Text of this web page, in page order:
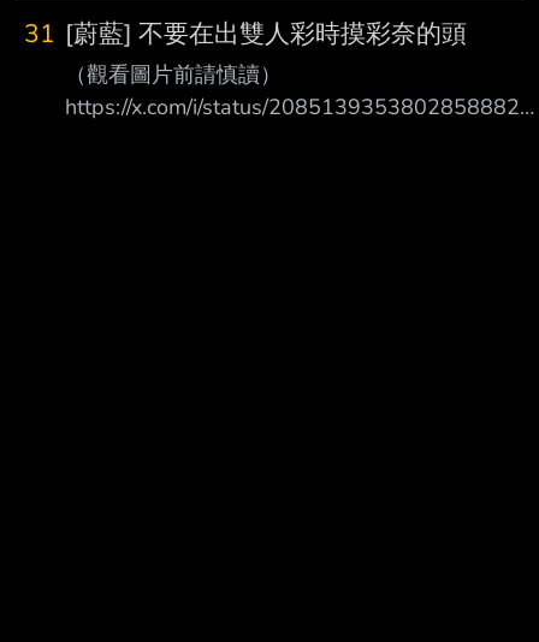
31 [蔚藍] 不要在出雙人彩時摸彩奈的頭
（觀看圖片前請慎讀）
https://x.com/i/status/2085139353802858882